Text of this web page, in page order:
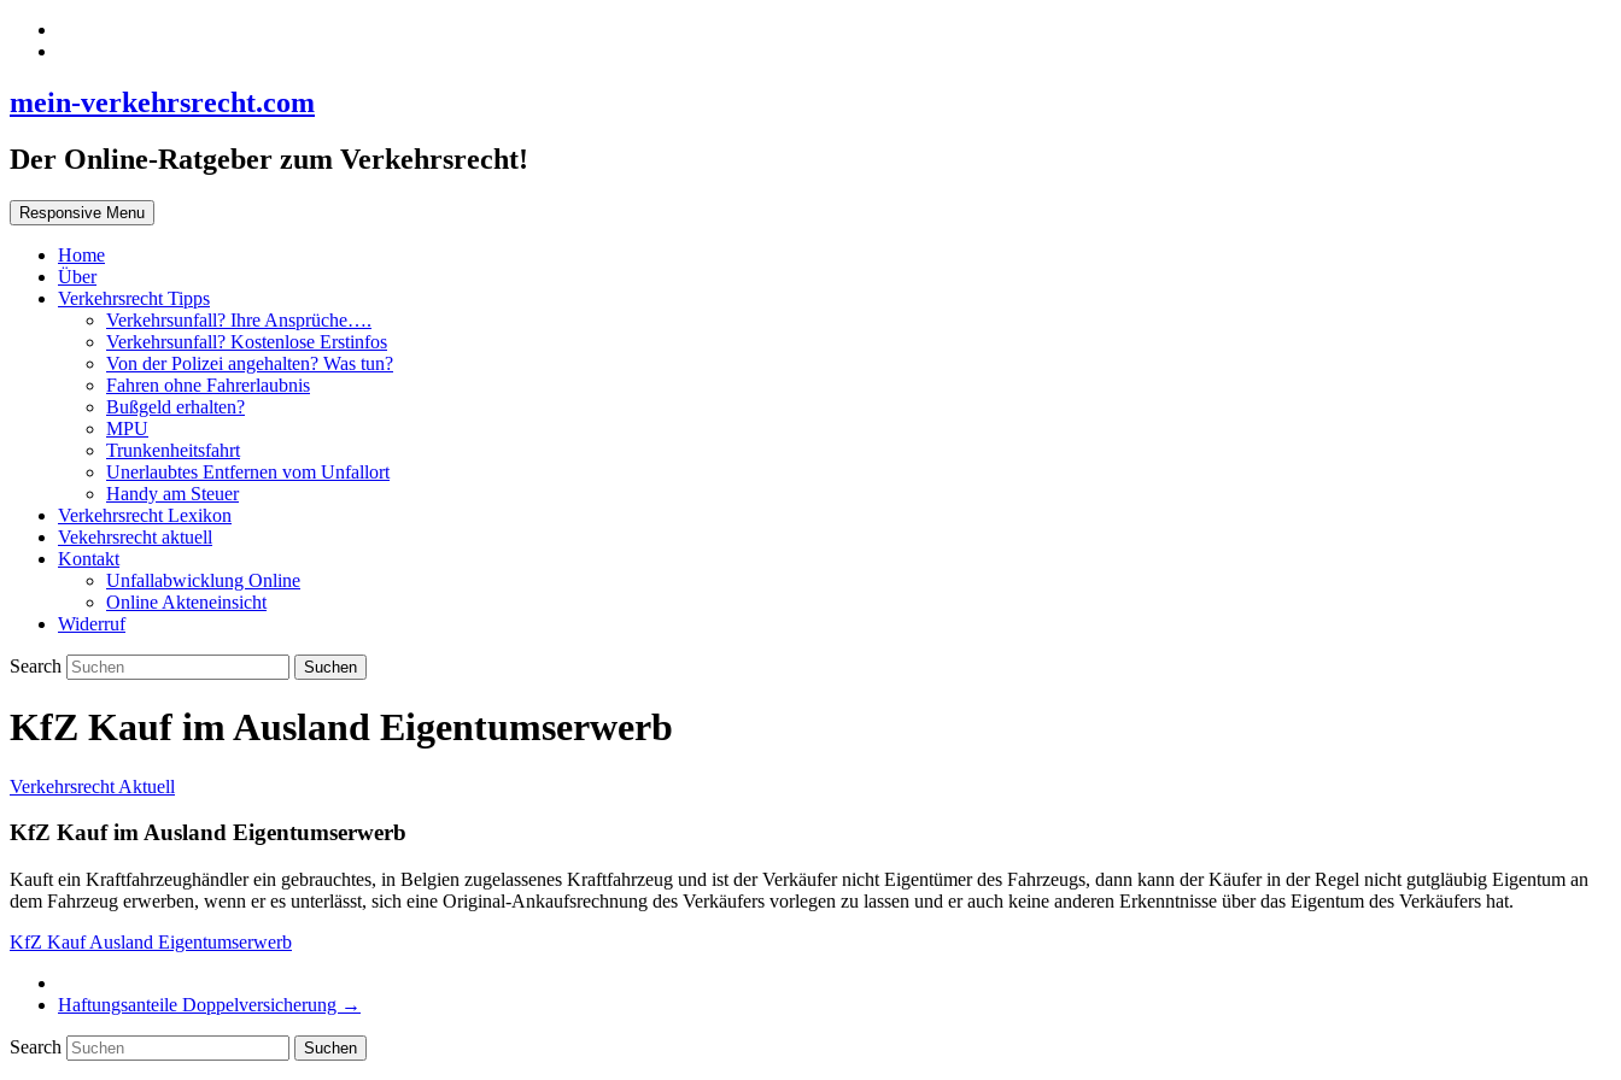
mein-verkehrsrecht.com
Der Online-Ratgeber zum Verkehrsrecht!
Responsive Menu
Home
Über
Verkehrsrecht Tipps
Verkehrsunfall? Ihre Ansprüche….
Verkehrsunfall? Kostenlose Erstinfos
Von der Polizei angehalten? Was tun?
Fahren ohne Fahrerlaubnis
Bußgeld erhalten?
MPU
Trunkenheitsfahrt
Unerlaubtes Entfernen vom Unfallort
Handy am Steuer
Verkehrsrecht Lexikon
Vekehrsrecht aktuell
Kontakt
Unfallabwicklung Online
Online Akteneinsicht
Widerruf
Search
KfZ Kauf im Ausland Eigentumserwerb
Verkehrsrecht Aktuell
KfZ Kauf im Ausland Eigentumserwerb
Kauft ein Kraftfahrzeughändler ein gebrauchtes, in Belgien zugelassenes Kraftfahrzeug und ist der Verkäufer nicht Eigentümer des Fahrzeugs, dann kann der Käufer in der Regel nicht gutgläubig Eigentum an
dem Fahrzeug erwerben, wenn er es unterlässt, sich eine Original-Ankaufsrechnung des Verkäufers vorlegen zu lassen und er auch keine anderen Erkenntnisse über das Eigentum des Verkäufers hat.
KfZ Kauf Ausland Eigentumserwerb
Haftungsanteile Doppelversicherung →
Search